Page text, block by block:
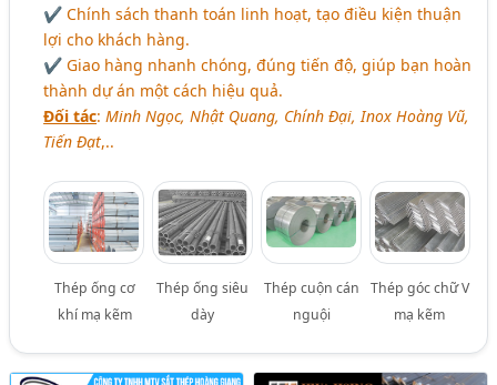
✔ Chính sách thanh toán linh hoạt, tạo điều kiện thuận
lợi cho khách hàng.
✔ Giao hàng nhanh chóng, đúng tiến độ, giúp bạn hoàn
thành dự án một cách hiệu quả.
Đối tác:Minh Ngọc, Nhật Quang, Chính Đại, Inox Hoàng Vũ,
Tiến Đạt,..
Thép ống cơ
khí mạ kẽm
Thép ống siêu
dày
Thép cuộn cán
nguội
Thép góc chữ V
mạ kẽm